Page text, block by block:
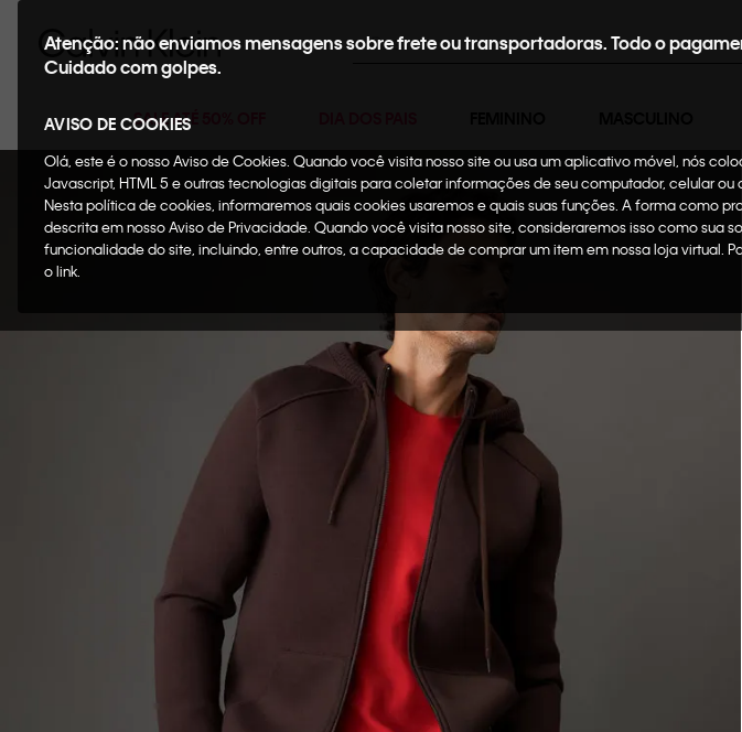
Buscar
SALE ATÉ 50% OFF
Atenção: não enviamos mensagens sobre frete ou transportadoras. Todo o
Cuidado com golpes.
AVISO DE COOKIES
Olá, este é o nosso Aviso de Cookies. Quando você visita nosso site ou usa um aplicativo móvel, nós
Javascript, HTML 5 e outras tecnologias digitais para coletar informações de seu computador, celular
Nesta política de cookies, informaremos quais cookies usaremos e quais suas funções. A forma como
descrita em nosso Aviso de Privacidade. Quando você visita nosso site, consideraremos isso como
funcionalidade do site, incluindo, entre outros, a capacidade de comprar um item em nossa loja virtual.
o link.